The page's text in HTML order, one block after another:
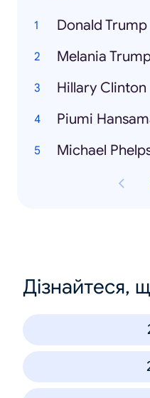
Donald Trump
Melania
Hillary Clinton
Piumi
Michael
Дізнайтеся,